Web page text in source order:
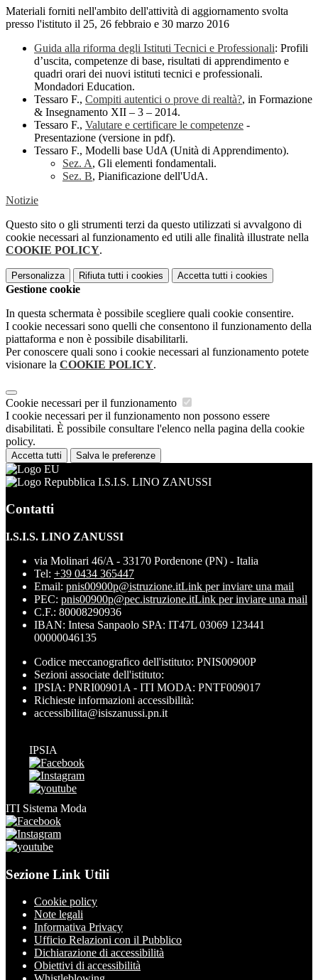
Materiali forniti nell'ambito dell'attività di aggiornamento svolta
presso l'istituto il 25, 26 febbraio e 30 marzo 2016
Guida alla riforma degli Istituti Tecnici e Professionali: Profili
d’uscita, competenze di base, risultati di apprendimento e
quadri orari dei nuovi istituti tecnici e professionali.
Mondadori Education.
Tessaro F., Compiti autentici o prove di realtà?, in Formazione
& Insegnamento XII – 3 – 2014.
Tessaro F., Valutare e certificare le competenze -
Presentazione (versione in pdf).
Tessaro F., Modelli base UdA (Unità di Apprendimento).
Sez. A, Gli elementi fondamentali.
Sez. B, Pianificazione dell'UdA.
Notizie
Questo sito o gli strumenti terzi da questo utilizzati si avvalgono di
cookie necessari al funzionamento ed utili alle finalità illustrate nella
COOKIE POLICY.
Personalizza Rifiuta tutti i cookies Accetta tutti i cookies
Gestione cookie
In questa schermata è possibile scegliere quali cookie consentire.
I cookie necessari sono quelli che consentono il funzionamento della
piattaforma e non è possibile disabilitarli.
Per conoscere quali sono i cookie necessari al funzionamento potete
visionare la COOKIE POLICY.
Cookie necessari per il funzionamento
I cookie necessari per il funzionamento non possono essere
disabilitati. È possibile consultare l'elenco nella pagina della cookie
policy.
Accetta tutti Salva le preferenze
I.S.I.S. LINO ZANUSSI
Contatti
I.S.I.S. LINO ZANUSSI
via Molinari 46/A - 33170 Pordenone (PN) - Italia
Tel: +39 0434 365447
Email: pnis00900p@istruzione.itLink per inviare una mail
PEC: pnis00900p@pec.istruzione.itLink per inviare una mail
C.F.: 80008290936
IBAN: Intesa Sanpaolo SPA: IT47L 03069 123441
00000046135
Codice meccanografico dell'istituto: PNIS00900P
Sezioni associate dell'istituto:
IPSIA: PNRI00901A - ITI MODA: PNTF009017
Richieste informazioni accessibilità:
accessibilita@isiszanussi.pn.it
IPSIA
ITI Sistema Moda
Sezione Link Utili
Cookie policy
Note legali
Informativa Privacy
Ufficio Relazioni con il Pubblico
Dichiarazione di accessibilità
Obiettivi di accessibilità